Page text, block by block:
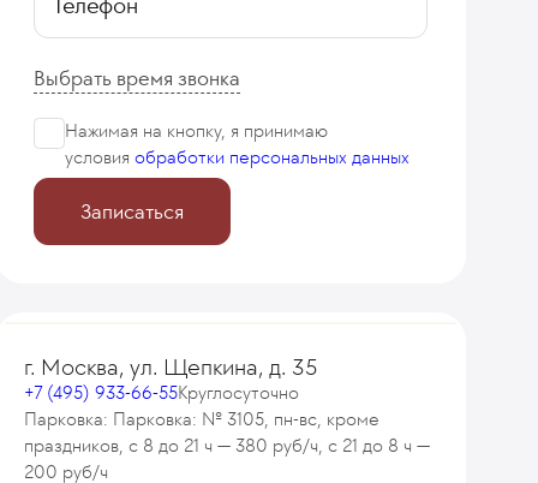
Выбрать время звонка
Нажимая на кнопку, я принимаю
условия обработки персональных данных
Записаться
г. Москва, ул. Щепкина, д. 35
+7 (495) 933-66-55Круглосуточно
Парковка: Парковка: № 3105, пн-вс, кроме
праздников, с 8 до 21 ч — 380 руб/ч, с 21 до 8 ч —
200 руб/ч